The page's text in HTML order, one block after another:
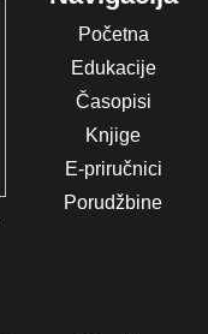
Početna
Edukacije
Časopisi
Knjige
E-priručnici
Porudžbine